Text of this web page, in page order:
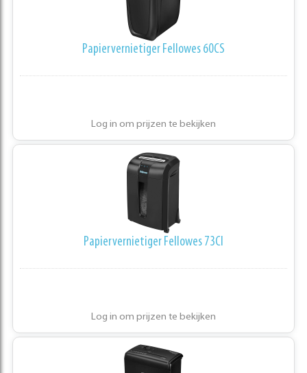
Papiervernietiger Fellowes 60CS
Log in om prijzen te bekijken
Papiervernietiger Fellowes 73CI
Log in om prijzen te bekijken